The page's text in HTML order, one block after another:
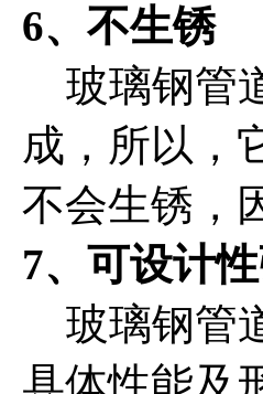
6、不生锈
玻璃钢管
成，所以，
不会生锈，
7、可设计
玻璃钢管
具体性能及